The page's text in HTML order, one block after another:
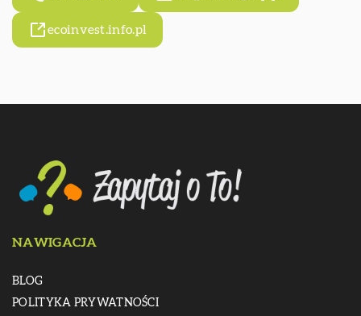
ecoinvest.info.pl
NAWIGACJA
BLOG
POLITYKA PRYWATNOŚCI